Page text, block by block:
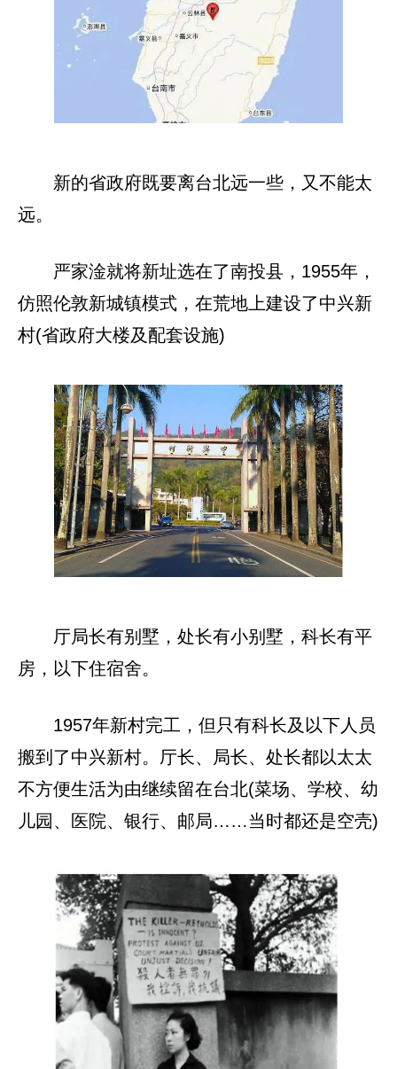
新的省政府既要离台北远一些，又不能太
远。
严家淦就将新址选在了南投县，1955年，
仿照伦敦新城镇模式，在荒地上建设了中兴新
村(省政府大楼及配套设施)
厅局长有别墅，处长有小别墅，科长有平
房，以下住宿舍。
1957年新村完工，但只有科长及以下人员
搬到了中兴新村。厅长、局长、处长都以太太
不方便生活为由继续留在台北(菜场、学校、幼
儿园、医院、银行、邮局……当时都还是空壳)